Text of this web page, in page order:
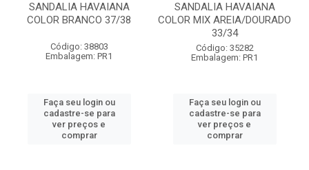
SANDALIA HAVAIANA
COLOR BRANCO 37/38
Código: 38803
Embalagem: PR1
Faça seu login ou
cadastre-se para
ver preços e
comprar
SANDALIA HAVAIANA
COLOR MIX AREIA/DOURADO
33/34
Código: 35282
Embalagem: PR1
Faça seu login ou
cadastre-se para
ver preços e
comprar